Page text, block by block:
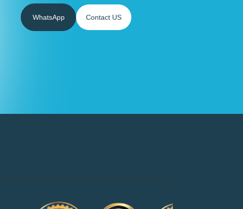
WhatsApp Contact US